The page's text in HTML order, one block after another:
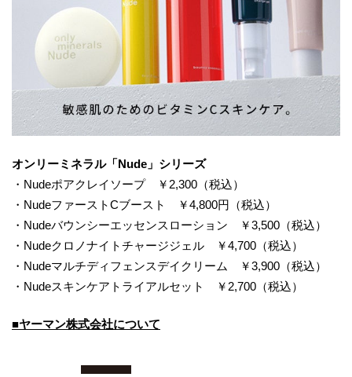
オンリーミネラル「Nude」シリーズ
・Nudeポアクレイソープ ￥2,300（税込）
・NudeファーストCブースト ￥4,800円（税込）
・Nudeバウンシーエッセンスローション ￥3,500（税込）
・Nudeクロノナイトチャージジェル ￥4,700（税込）
・Nudeマルチディフェンスデイクリーム ￥3,900（税込）
・Nudeスキンケアトライアルセット ￥2,700（税込）
■ヤーマン株式会社について